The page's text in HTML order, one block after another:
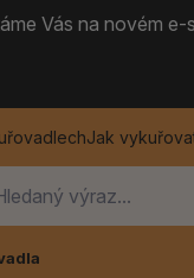
Vás na novém
Jak